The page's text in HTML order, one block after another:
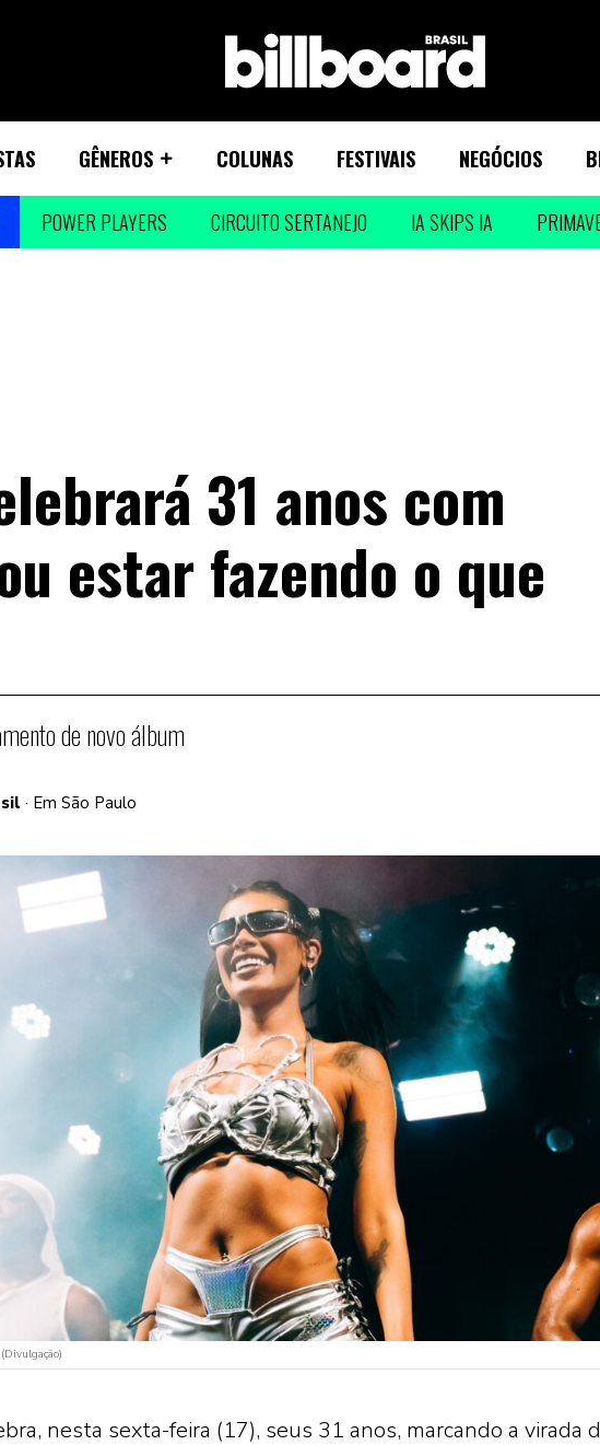
GÊNEROS COLUNAS FESTIVAIS NEGÓCIOS
POWER PLAYERS CIRCUITO SERTANEJO IA SKIPS IA
31 anos com
estar fazendo o que
de novo álbum
· Em São Paulo
nesta sexta-feira (17), seus 31 anos, marcando a virada